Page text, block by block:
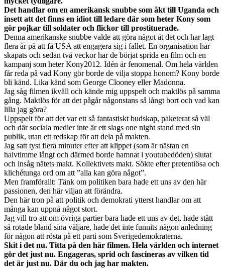
Det handlar om en amerikansk snubbe som åkt till Uganda och
insett att det finns en idiot till ledare där som heter Kony som
gör pojkar till soldater och flickor till prostituerade.
Denna amerikanske snubbe valde att göra något åt det och har lagt
flera år på att få USA att engagera sig i fallet. En organisation har
skapats och sedan två veckor har de börjat sprida en film och en
kampanj som heter Kony2012. Idén är fenomenal. Om hela världen
får reda på vad Kony gör borde de vilja stoppa honom? Kony borde
bli känd. Lika känd som George Clooney eller Madonna.
Jag såg filmen ikväll och kände mig uppspelt och maktlös på samma
gång. Maktlös för att det pågår någonstans så långt bort och vad kan
lilla jag göra?
Uppspelt för att det var ett så fantastiskt budskap, paketerat så väl
och där sociala medier inte är ett slags one night stand med sin
publik, utan ett redskap för att dela på makten.
Jag satt tyst flera minuter efter att klippet (som är nästan en
halvtimme långt och därmed borde hamnat i youtubedöden) slutat
och insåg nätets makt. Kollektivets makt. Sökte efter pretentiösa och
klichétunga ord om att ”alla kan göra något”.
Men framförallt: Tänk om politiken bara hade ett uns av den här
passionen, den här viljan att förändra.
Den här tron på att politik och demokrati ytterst handlar om att
många kan uppnå något stort.
Jag vill tro att om övriga partier bara hade ett uns av det, hade stått
så rotade bland sina väljare, hade det inte funnits någon anledning
för någon att rösta på ett parti som Sverigedemokraterna.
Skit i det nu. Titta på den här filmen. Hela världen och internet
gör det just nu. Engageras, sprid och fascineras av vilken tid
det är just nu. Där du och jag har makten.